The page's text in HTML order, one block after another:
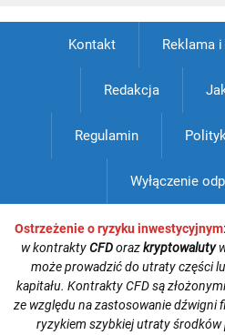
Kontakt Reklama
Redakcja
Regulamin
Wyłączenie
Ostrzeżenie o ryzyku inwestycyjnym:
w kontraktyCFDorazkryptowaluty
może prowadzić do utraty części
kapitału. Kontrakty CFD są
ze względu na zastosowanie dźwigni
ryzykiem szybkiej utraty środków